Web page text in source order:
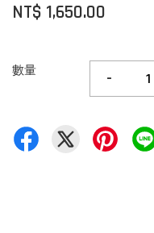
NT$ 1,650.00
數量 -